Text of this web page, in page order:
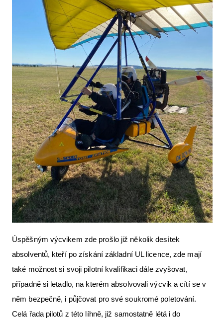
Úspěšným výcvikem zde prošlo již několik desítek
absolventů, kteří po získání základní UL licence, zde mají
také možnost si svoji pilotní kvalifikaci dále zvyšovat,
případně si letadlo, na kterém absolvovali výcvik a cítí se v
něm bezpečně, i půjčovat pro své soukromé poletování.
Celá řada pilotů z této líhně, již samostatně létá i do